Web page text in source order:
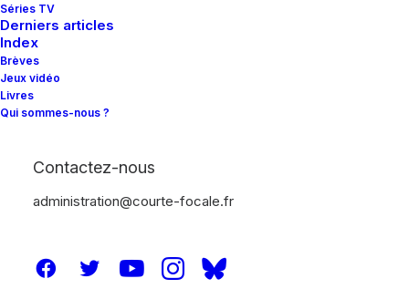
Séries TV
Derniers articles
Index
Brèves
Jeux vidéo
Livres
Qui sommes-nous ?
Contactez-nous
administration@courte-focale.fr